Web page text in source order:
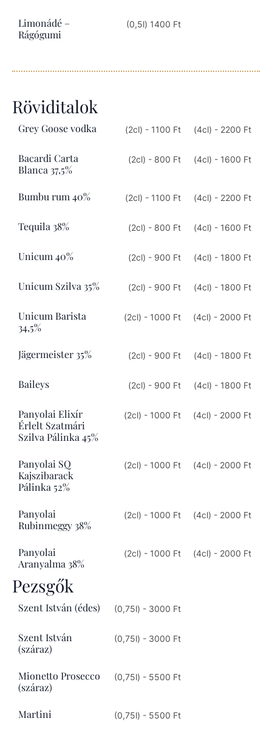
Limonádé –
Rágógumi
(0,5l) 1400 Ft
Röviditalok
Grey Goose vodka (2cl) - 1100 Ft (4cl) - 2200 Ft
Bacardi Carta
Blanca 37,5%
(2cl) - 800 Ft (4cl) - 1600 Ft
Bumbu rum 40% (2cl) - 1100 Ft (4cl) - 2200 Ft
Tequila 38% (2cl) - 800 Ft (4cl) - 1600 Ft
Unicum 40% (2cl) - 900 Ft (4cl) - 1800 Ft
Unicum Szilva 35% (2cl) - 900 Ft (4cl) - 1800 Ft
Unicum Barista
34,5%
(2cl) - 1000 Ft (4cl) - 2000 Ft
Jägermeister 35% (2cl) - 900 Ft (4cl) - 1800 Ft
Baileys (2cl) - 900 Ft (4cl) - 1800 Ft
Panyolai Elixír
Érlelt Szatmári
Szilva Pálinka 45%
(2cl) - 1000 Ft (4cl) - 2000 Ft
Panyolai SQ
Kajszibarack
Pálinka 52%
(2cl) - 1000 Ft (4cl) - 2000 Ft
Panyolai
Rubinmeggy 38%
(2cl) - 1000 Ft (4cl) - 2000 Ft
Panyolai
Aranyalma 38%
(2cl) - 1000 Ft (4cl) - 2000 Ft
Pezsgők
Szent István (édes) (0,75l) - 3000 Ft
Szent István
(száraz)
(0,75l) - 3000 Ft
Mionetto Prosecco
(száraz)
(0,75l) - 5500 Ft
Martini (0,75l) - 5500 Ft